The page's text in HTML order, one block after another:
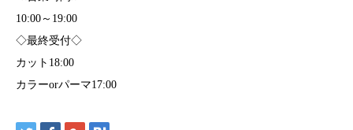
10:00～19:00
◇最終受付◇
カット18:00
カラーorパーマ17:00